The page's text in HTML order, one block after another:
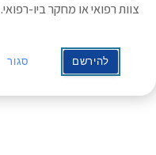
צוות רפואי או מחקר ביו-רפואי.
להירשם סגור